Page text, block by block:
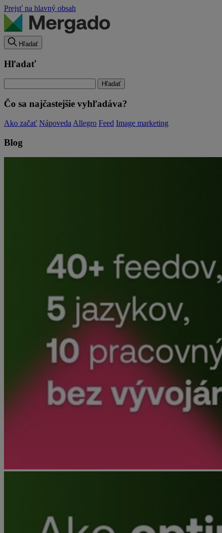
Prejsť na hlavný obsah
Hľadať
Hľadať
Čo sa najčastejšie vyhľadáva?
Ako začať Nápoveda Allegro Feed Image marketing
Blog